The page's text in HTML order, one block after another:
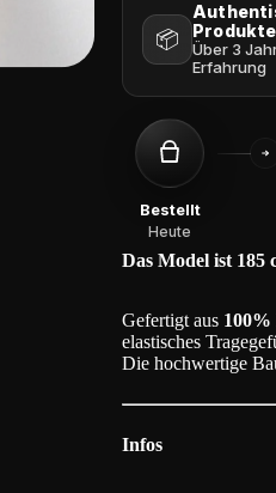
📦
Produkte
Über 3
Erfahrung
Bestellt
Heute
Das Model ist
Gefertigt aus 100%
elastisches
Die hochwertige
Infos